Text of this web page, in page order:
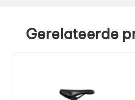
Gerelateerde